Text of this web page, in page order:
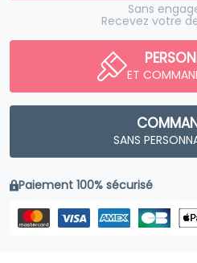
Sans
Recevez votre
ET
SANS
Paiement 100% sécurisé